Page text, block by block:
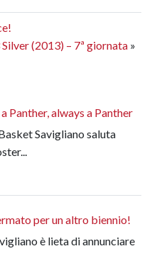
(2013) – 7ª giornata »
Panther, always a Panther
Savigliano saluta
per un altro biennio!
è lieta di annunciare